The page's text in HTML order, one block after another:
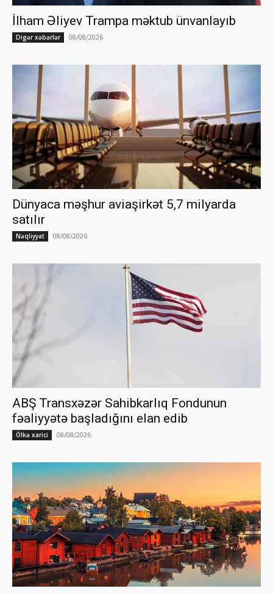
İlham Əliyev Trampa məktub ünvanlayıb
Digər xəbərlər 08/08/2026
Dünyaca məşhur aviaşirkət 5,7 milyarda
satılır
Nəqliyyat 08/08/2026
ABŞ Transxəzər Sahibkarlıq Fondunun
fəaliyyətə başladığını elan edib
Ölkə xarici 08/08/2026